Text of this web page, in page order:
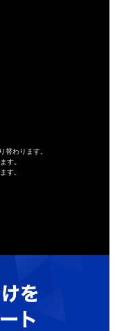
わります。
す。
す。